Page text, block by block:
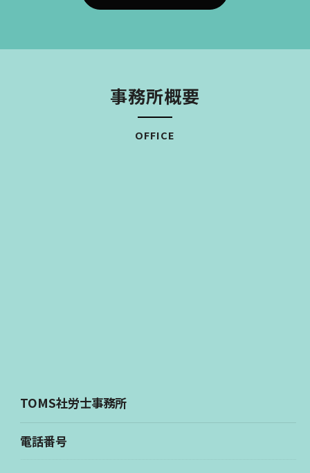
事務所概要
OFFICE
TOMS社労士事務所
電話番号